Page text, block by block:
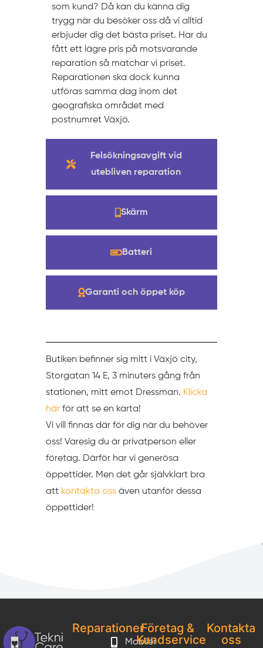
Felsökningsavgift vid
utebliven reparation
Skärm
Batteri
Garanti och öppet köp
som kund? Då kan du känna dig
trygg när du besöker oss då vi alltid
erbjuder dig det bästa priset. Har du
fått ett lägre pris på motsvarande
reparation så matchar vi priset.
Reparationen ska dock kunna
utföras samma dag inom det
geografiska området med
postnumret Växjö.
Butiken befinner sig mitt i Växjö city,
Storgatan 14 E, 3 minuters gång från
stationen, mitt emot Dressman. Klicka
härför att se en karta!
Vi vill finnas där för dig när du behöver
oss! Varesig du är privatperson eller
företag. Därför har vi generösa
öppettider. Men det går självklart bra
att kontakta ossäven utanför dessa
öppettider!
Reparationer
Mobiler
Företag &
Kundservice
Kontakta
oss